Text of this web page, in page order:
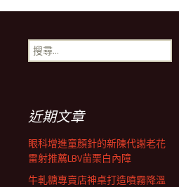
導
航
列
搜
尋
近期文章
眼科增進童顏針的新陳代謝老花
雷射推薦LBV苗栗白內障
牛軋糖專賣店神桌打造噴霧降溫